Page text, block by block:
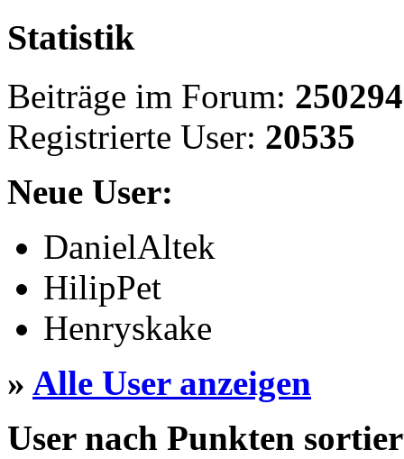
Statistik
Beiträge im Forum: 250294
Registrierte User: 20535
Neue User:
DanielAltek
HilipPet
Henryskake
» Alle User anzeigen
User nach Punkten